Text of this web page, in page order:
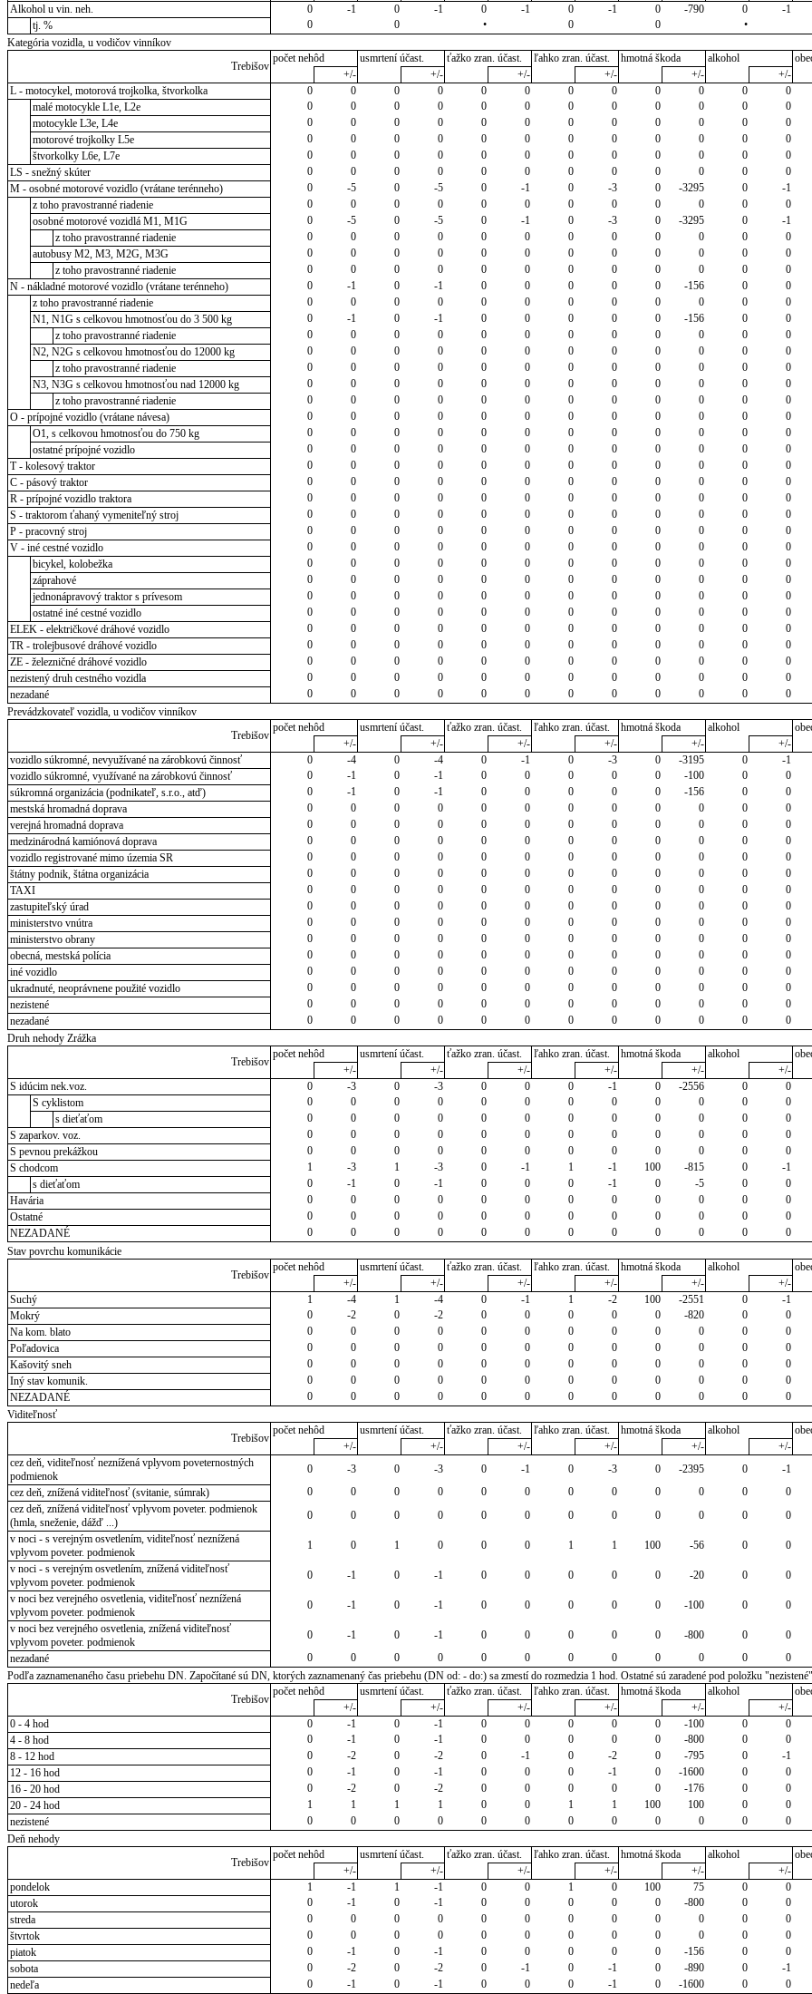
Alkohol u vin. neh.
0 -1 0 -1 0 -1 0 -1 0 -790 0 -1
tj. %
0 0 • 0 0 •
Kategória vozidla, u vodičov vinníkov
Trebišov
počet nehôd usmrtení účast. ťažko zran. účast. ľahko zran. účast. hmotná škoda alkohol
+/-
+/- +/- +/- +/- +/-
L - motocykel, motorová trojkolka, štvorkolka
0 0 0 0 0 0 0 0 0 0 0 0
malé motocykle L1e, L2e
0 0 0 0 0 0 0 0 0 0 0 0
motocykle L3e, L4e
0 0 0 0 0 0 0 0 0 0 0 0
motorové trojkolky L5e
0 0 0 0 0 0 0 0 0 0 0 0
štvorkolky L6e, L7e
0 0 0 0 0 0 0 0 0 0 0 0
LS - snežný skúter
0 0 0 0 0 0 0 0 0 0 0 0
M - osobné motorové vozidlo (vrátane terénneho)
0 -5 0 -5 0 -1 0 -3 0 -3295 0 -1
z toho pravostranné riadenie
0 0 0 0 0 0 0 0 0 0 0 0
osobné motorové vozidlá M1, M1G
0 -5 0 -5 0 -1 0 -3 0 -3295 0 -1
z toho pravostranné riadenie
0 0 0 0 0 0 0 0 0 0 0 0
autobusy M2, M3, M2G, M3G
0 0 0 0 0 0 0 0 0 0 0 0
z toho pravostranné riadenie
0 0 0 0 0 0 0 0 0 0 0 0
N - nákladné motorové vozidlo (vrátane terénneho)
0 -1 0 -1 0 0 0 0 0 -156 0 0
z toho pravostranné riadenie
0 0 0 0 0 0 0 0 0 0 0 0
N1, N1G s celkovou hmotnosťou do 3 500 kg
0 -1 0 -1 0 0 0 0 0 -156 0 0
z toho pravostranné riadenie
0 0 0 0 0 0 0 0 0 0 0 0
N2, N2G s celkovou hmotnosťou do 12000 kg
0 0 0 0 0 0 0 0 0 0 0 0
z toho pravostranné riadenie
0 0 0 0 0 0 0 0 0 0 0 0
N3, N3G s celkovou hmotnosťou nad 12000 kg
0 0 0 0 0 0 0 0 0 0 0 0
z toho pravostranné riadenie
0 0 0 0 0 0 0 0 0 0 0 0
O - prípojné vozidlo (vrátane návesa)
0 0 0 0 0 0 0 0 0 0 0 0
O1, s celkovou hmotnosťou do 750 kg
0 0 0 0 0 0 0 0 0 0 0 0
ostatné prípojné vozidlo
0 0 0 0 0 0 0 0 0 0 0 0
T - kolesový traktor
0 0 0 0 0 0 0 0 0 0 0 0
C - pásový traktor
0 0 0 0 0 0 0 0 0 0 0 0
R - prípojné vozidlo traktora
0 0 0 0 0 0 0 0 0 0 0 0
S - traktorom ťahaný vymeniteľný stroj
0 0 0 0 0 0 0 0 0 0 0 0
P - pracovný stroj
0 0 0 0 0 0 0 0 0 0 0 0
V - iné cestné vozidlo
0 0 0 0 0 0 0 0 0 0 0 0
bicykel, kolobežka
0 0 0 0 0 0 0 0 0 0 0 0
záprahové
0 0 0 0 0 0 0 0 0 0 0 0
jednonápravový traktor s prívesom
0 0 0 0 0 0 0 0 0 0 0 0
ostatné iné cestné vozidlo
0 0 0 0 0 0 0 0 0 0 0 0
ELEK - električkové dráhové vozidlo
0 0 0 0 0 0 0 0 0 0 0 0
TR - trolejbusové dráhové vozidlo
0 0 0 0 0 0 0 0 0 0 0 0
ZE - železničné dráhové vozidlo
0 0 0 0 0 0 0 0 0 0 0 0
nezistený druh cestného vozidla
0 0 0 0 0 0 0 0 0 0 0 0
nezadané
0 0 0 0 0 0 0 0 0 0 0 0
Prevádzkovateľ vozidla, u vodičov vinníkov
Trebišov
počet nehôd usmrtení účast. ťažko zran. účast. ľahko zran. účast. hmotná škoda alkohol
+/-
+/- +/- +/- +/- +/-
vozidlo súkromné, nevyužívané na zárobkovú činnosť
0 -4 0 -4 0 -1 0 -3 0 -3195 0 -1
vozidlo súkromné, využívané na zárobkovú činnosť
0 -1 0 -1 0 0 0 0 0 -100 0 0
súkromná organizácia (podnikateľ, s.r.o., atď)
0 -1 0 -1 0 0 0 0 0 -156 0 0
mestská hromadná doprava
0 0 0 0 0 0 0 0 0 0 0 0
verejná hromadná doprava
0 0 0 0 0 0 0 0 0 0 0 0
medzinárodná kamiónová doprava
0 0 0 0 0 0 0 0 0 0 0 0
vozidlo registrované mimo územia SR
0 0 0 0 0 0 0 0 0 0 0 0
štátny podnik, štátna organizácia
0 0 0 0 0 0 0 0 0 0 0 0
TAXI
0 0 0 0 0 0 0 0 0 0 0 0
zastupiteľský úrad
0 0 0 0 0 0 0 0 0 0 0 0
ministerstvo vnútra
0 0 0 0 0 0 0 0 0 0 0 0
ministerstvo obrany
0 0 0 0 0 0 0 0 0 0 0 0
obecná, mestská polícia
0 0 0 0 0 0 0 0 0 0 0 0
iné vozidlo
0 0 0 0 0 0 0 0 0 0 0 0
ukradnuté, neoprávnene použité vozidlo
0 0 0 0 0 0 0 0 0 0 0 0
nezistené
0 0 0 0 0 0 0 0 0 0 0 0
nezadané
0 0 0 0 0 0 0 0 0 0 0 0
Druh nehody Zrážka
Trebišov
počet nehôd usmrtení účast. ťažko zran. účast. ľahko zran. účast. hmotná škoda alkohol
+/-
+/- +/- +/- +/- +/-
S idúcim nek.voz.
0 -3 0 -3 0 0 0 -1 0 -2556 0 0
S cyklistom
0 0 0 0 0 0 0 0 0 0 0 0
s dieťaťom
0 0 0 0 0 0 0 0 0 0 0 0
S zaparkov. voz.
0 0 0 0 0 0 0 0 0 0 0 0
S pevnou prekážkou
0 0 0 0 0 0 0 0 0 0 0 0
S chodcom
1 -3 1 -3 0 -1 1 -1 100 -815 0 -1
s dieťaťom
0 -1 0 -1 0 0 0 -1 0 -5 0 0
Havária
0 0 0 0 0 0 0 0 0 0 0 0
Ostatné
0 0 0 0 0 0 0 0 0 0 0 0
NEZADANÉ
0 0 0 0 0 0 0 0 0 0 0 0
Stav povrchu komunikácie
Trebišov
počet nehôd usmrtení účast. ťažko zran. účast. ľahko zran. účast. hmotná škoda alkohol
+/-
+/- +/- +/- +/- +/-
Suchý
1 -4 1 -4 0 -1 1 -2 100 -2551 0 -1
Mokrý
0 -2 0 -2 0 0 0 0 0 -820 0 0
Na kom. blato
0 0 0 0 0 0 0 0 0 0 0 0
Poľadovica
0 0 0 0 0 0 0 0 0 0 0 0
Kašovitý sneh
0 0 0 0 0 0 0 0 0 0 0 0
Iný stav komunik.
0 0 0 0 0 0 0 0 0 0 0 0
NEZADANÉ
0 0 0 0 0 0 0 0 0 0 0 0
Viditeľnosť
Trebišov
počet nehôd usmrtení účast. ťažko zran. účast. ľahko zran. účast. hmotná škoda alkohol
+/-
+/- +/- +/- +/- +/-
cez deň, viditeľnosť neznížená vplyvom poveternostných
podmienok
0 -3 0 -3 0 -1 0 -3 0 -2395 0 -1
cez deň, znížená viditeľnosť (svitanie, súmrak)
0 0 0 0 0 0 0 0 0 0 0 0
cez deň, znížená viditeľnosť vplyvom poveter. podmienok
(hmla, sneženie, dážď ...)
0 0 0 0 0 0 0 0 0 0 0 0
v noci - s verejným osvetlením, viditeľnosť neznížená
vplyvom poveter. podmienok
1 0 1 0 0 0 1 1 100 -56 0 0
v noci - s verejným osvetlením, znížená viditeľnosť
vplyvom poveter. podmienok
0 -1 0 -1 0 0 0 0 0 -20 0 0
v noci bez verejného osvetlenia, viditeľnosť neznížená
vplyvom poveter. podmienok
0 -1 0 -1 0 0 0 0 0 -100 0 0
v noci bez verejného osvetlenia, znížená viditeľnosť
vplyvom poveter. podmienok
0 -1 0 -1 0 0 0 0 0 -800 0 0
nezadané
0 0 0 0 0 0 0 0 0 0 0 0
Podľa zaznamenaného času priebehu DN. Započítané sú DN, ktorých zaznamenaný čas priebehu (DN od: - do:) sa zmestí do rozmedzia 1 hod. Ostatné sú zaradené pod položku "nezistené"
Trebišov
počet nehôd usmrtení účast. ťažko zran. účast. ľahko zran. účast. hmotná škoda alkohol
+/-
+/- +/- +/- +/- +/-
0 - 4 hod
0 -1 0 -1 0 0 0 0 0 -100 0 0
4 - 8 hod
0 -1 0 -1 0 0 0 0 0 -800 0 0
8 - 12 hod
0 -2 0 -2 0 -1 0 -2 0 -795 0 -1
12 - 16 hod
0 -1 0 -1 0 0 0 -1 0 -1600 0 0
16 - 20 hod
0 -2 0 -2 0 0 0 0 0 -176 0 0
20 - 24 hod
1 1 1 1 0 0 1 1 100 100 0 0
nezistené
0 0 0 0 0 0 0 0 0 0 0 0
Deň nehody
Trebišov
počet nehôd usmrtení účast. ťažko zran. účast. ľahko zran. účast. hmotná škoda alkohol
+/-
+/- +/- +/- +/- +/-
pondelok
1 -1 1 -1 0 0 1 0 100 75 0 0
utorok
0 -1 0 -1 0 0 0 0 0 -800 0 0
streda
0 0 0 0 0 0 0 0 0 0 0 0
štvrtok
0 0 0 0 0 0 0 0 0 0 0 0
piatok
0 -1 0 -1 0 0 0 0 0 -156 0 0
sobota
0 -2 0 -2 0 -1 0 -1 0 -890 0 -1
nedeľa
0 -1 0 -1 0 0 0 -1 0 -1600 0 0